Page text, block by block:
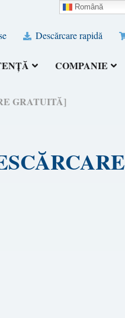
Descărcare rapidă
COMPANIE
GRATUITĂ]
Română